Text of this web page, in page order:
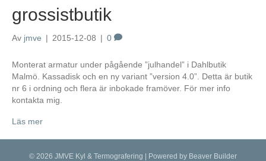
grossistbutik
Av jmve | 2015-12-08 | 0
Monterat armatur under pågående ”julhandel” i Dahlbutik
Malmö. Kassadisk och en ny variant ”version 4.0”. Detta är butik
nr 6 i ordning och flera är inbokade framöver. För mer info
kontakta mig.
Läs mer
© 2026 JMVE Kyl & Termografering Powered by Beaver Builder